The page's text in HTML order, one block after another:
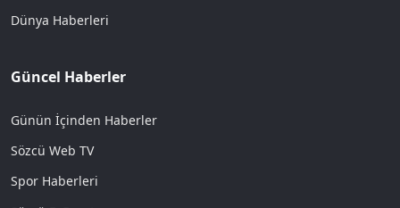
Dünya Haberleri
Güncel Haberler
Günün İçinden Haberler
Sözcü Web TV
Spor Haberleri